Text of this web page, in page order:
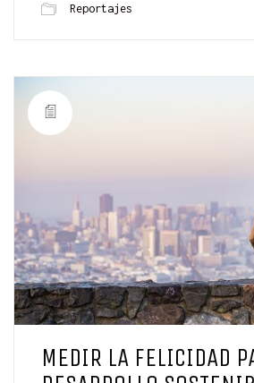
Reportajes
MEDIR LA FELICIDAD